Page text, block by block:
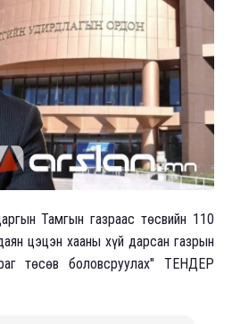
Тамгын газраас төсвийн 110
цэцэн хааны хүй дарсан газрын
төсөв боловсруулах" ТЕНДЕР